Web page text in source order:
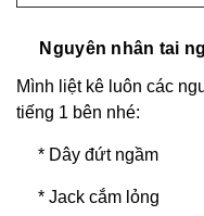
Nguyên nhân tai
Mình liệt kê luôn các
tiếng 1 bên nhé:
* Dây đứt ngầm
* Jack cắm lỏng